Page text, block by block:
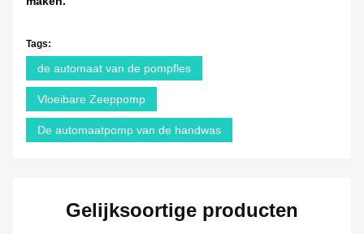
Tags:
de automaat van de pompfles
Vloeibare Zeeppomp
De automaatpomp van de handwas
Gelijksoortige producten